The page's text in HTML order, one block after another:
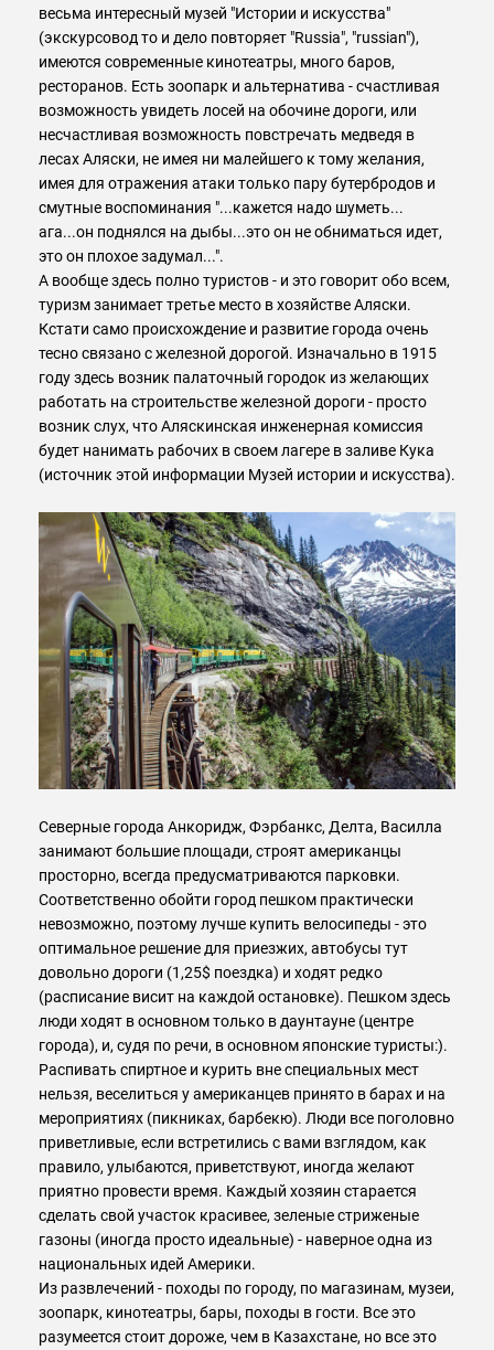
весьма интересный музей "Истории и искусства"
(экскурсовод то и дело повторяет "Russia", "russian"),
имеются современные кинотеатры, много баров,
ресторанов. Есть зоопарк и альтернатива - счастливая
возможность увидеть лосей на обочине дороги, или
несчастливая возможность повстречать медведя в
лесах Аляски, не имея ни малейшего к тому желания,
имея для отражения атаки только пару бутербродов и
смутные воспоминания "...кажется надо шуметь...
ага...он поднялся на дыбы...это он не обниматься идет,
это он плохое задумал...".
А вообще здесь полно туристов - и это говорит обо всем,
туризм занимает третье место в хозяйстве Аляски.
Кстати само происхождение и развитие города очень
тесно связано с железной дорогой. Изначально в 1915
году здесь возник палаточный городок из желающих
работать на строительстве железной дороги - просто
возник слух, что Аляскинская инженерная комиссия
будет нанимать рабочих в своем лагере в заливе Кука
(источник этой информации Музей истории и искусства).
Северные города Анкоридж, Фэрбанкс, Делта, Василла
занимают большие площади, строят американцы
просторно, всегда предусматриваются парковки.
Соответственно обойти город пешком практически
невозможно, поэтому лучше купить велосипеды - это
оптимальное решение для приезжих, автобусы тут
довольно дороги (1,25$ поездка) и ходят редко
(расписание висит на каждой остановке). Пешком здесь
люди ходят в основном только в даунтауне (центре
города), и, судя по речи, в основном японские туристы:).
Распивать спиртное и курить вне специальных мест
нельзя, веселиться у американцев принято в барах и на
мероприятиях (пикниках, барбекю). Люди все поголовно
приветливые, если встретились с вами взглядом, как
правило, улыбаются, приветствуют, иногда желают
приятно провести время. Каждый хозяин старается
сделать свой участок красивее, зеленые стриженые
газоны (иногда просто идеальные) - наверное одна из
национальных идей Америки.
Из развлечений - походы по городу, по магазинам, музеи,
зоопарк, кинотеатры, бары, походы в гости. Все это
разумеется стоит дороже, чем в Казахстане, но все это